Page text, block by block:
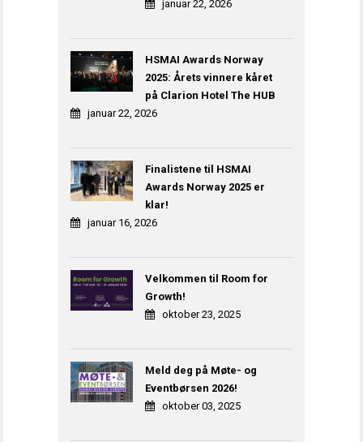
januar 22, 2026
HSMAI Awards Norway
2025: Årets vinnere kåret
på Clarion Hotel The HUB
januar 22, 2026
Finalistene til HSMAI
Awards Norway 2025 er
klar!
januar 16, 2026
Velkommen til Room for
Growth!
oktober 23, 2025
Meld deg på Møte- og
Eventbørsen 2026!
oktober 03, 2025